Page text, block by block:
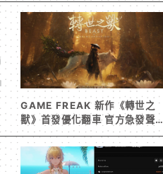
垠處歸航之星》入榜
GAME FREAK 新作《轉世之
獸》首發優化翻車 官方急發聲明
承諾提供大量更新彌補